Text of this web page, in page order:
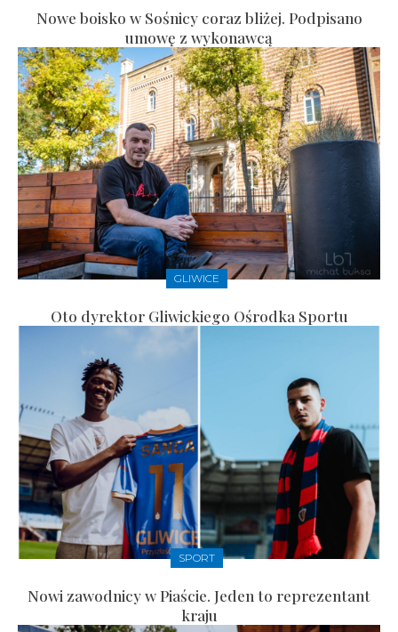
Nowe boisko w Sośnicy coraz bliżej. Podpisano
umowę z wykonawcą
GLIWICE
Oto dyrektor Gliwickiego Ośrodka Sportu
SPORT
Nowi zawodnicy w Piaście. Jeden to reprezentant
kraju